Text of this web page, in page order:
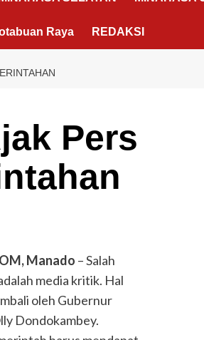
Raya REDAKSI
Pers
Manado – Salah
media kritik. Hal
oleh Gubernur
Dondokambey.